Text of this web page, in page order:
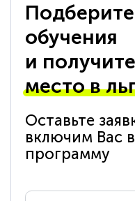
обучения
и получите
место в
Оставьте
включим Вас
программу